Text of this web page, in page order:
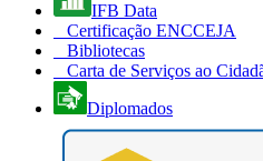
IFB Data
Certificação ENCCEJA
Bibliotecas
Carta de Serviços ao
Diplomados